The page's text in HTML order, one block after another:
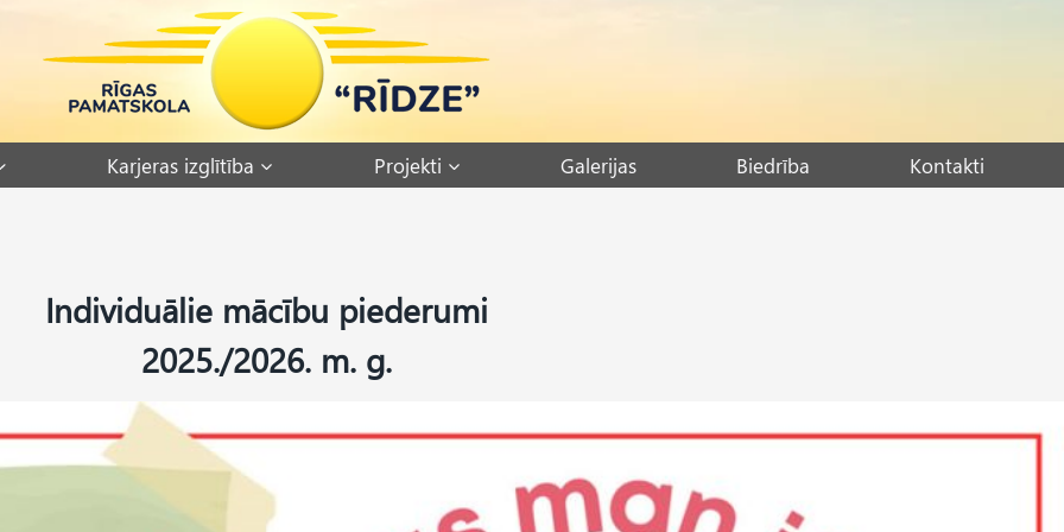
Karjeras izglītība Projekti Galerijas Biedrība Kontakti
Individuālie mācību piederumi
2025./2026. m. g.